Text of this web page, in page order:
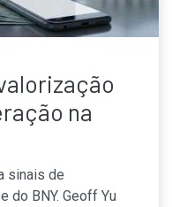
na
sinais de
do BNY. Geoff Yu